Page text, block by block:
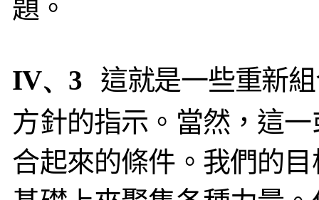
題。
IV、3
這就是一些重新
方針的指示。當然，這
合起來的條件。我們的